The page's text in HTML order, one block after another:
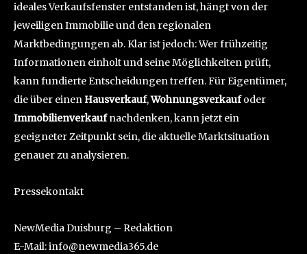
ideales Verkaufsfenster entstanden ist, hängt von der
jeweiligen Immobilie und den regionalen
Marktbedingungen ab. Klar ist jedoch: Wer frühzeitig
Informationen einholt und seine Möglichkeiten prüft,
kann fundierte Entscheidungen treffen. Für Eigentümer,
die über einenHausverkauf,Wohnungsverkaufoder
Immobilienverkaufnachdenken, kann jetzt ein
geeigneter Zeitpunkt sein, die aktuelle Marktsituation
genauer zu analysieren.
Pressekontakt
NewMedia Duisburg – Redaktion
E-Mail: info@newmedia365.de